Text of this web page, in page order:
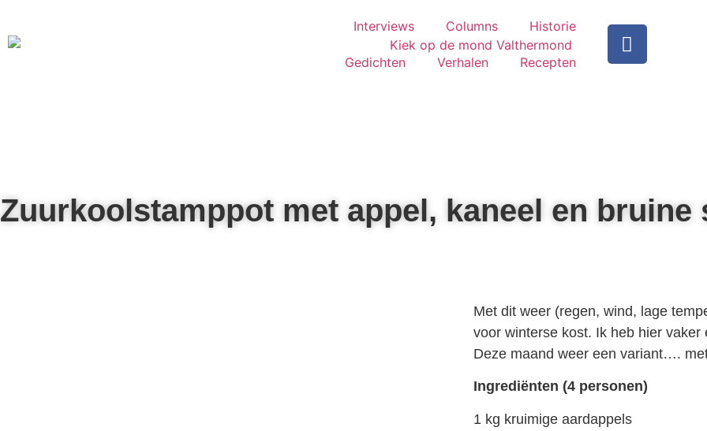
Interviews Columns Historie
Gedichten Verhalen Recepten
Zuurkoolstamppot met appel, kaneel en bruine
Met dit weer (regen, wind, lage
voor winterse kost. Ik heb hier
Deze maand weer een variant….
Ingrediënten (4 personen)
1 kg kruimige aardappels